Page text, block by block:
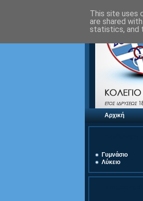
Αρχική
Γυμνάσιο
Λύκειο
This site uses
are shared
statistics, and